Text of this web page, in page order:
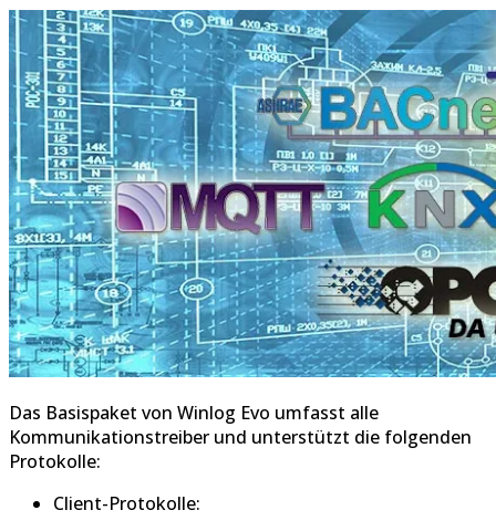
Das Basispaket von Winlog Evo umfasst alle
Kommunikationstreiber und unterstützt die folgenden
Protokolle:
Client-Protokolle: